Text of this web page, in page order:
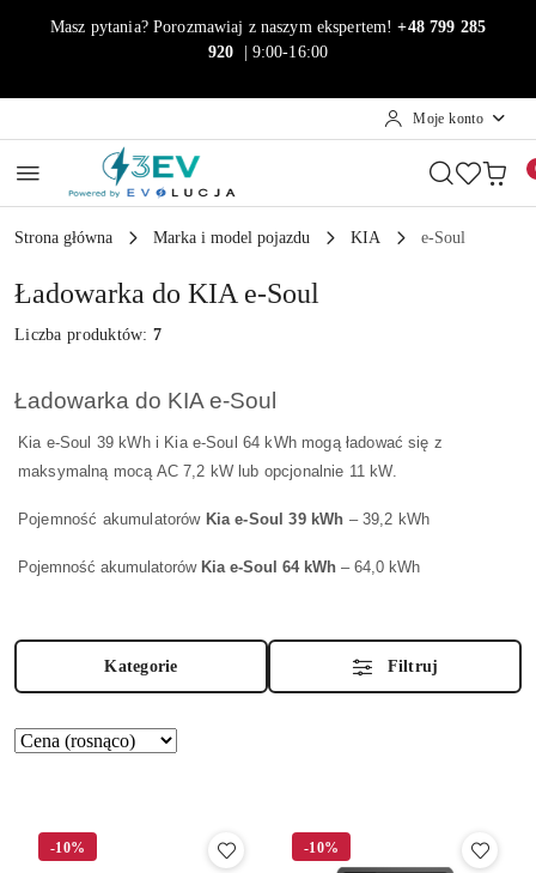
Przejdź do treści głównej
Przejdź do wyszukiwarki
Przejdź do moje konto
Przejdź do menu głównego
Przejdź do stopki
Masz pytania? Porozmawiaj z naszym ekspertem!+48 799 285
920
| 9:00-16:00
Moje konto
Strona główna Marka i model pojazdu KIA e-Soul
Ładowarka do KIA e-Soul
Liczba produktów:7
Ładowarka do KIA e-Soul
Kia e-Soul 39 kWh i Kia e-Soul 64 kWh mogą ładować się z
maksymalną mocą AC 7,2 kW lub opcjonalnie 11 kW.
Pojemność akumulatorów Kia e-Soul 39 kWh – 39,2 kWh
Pojemność akumulatorów Kia e-Soul 64 kWh – 64,0 kWh
Kategorie Filtruj
Zastosowano
Sortuj
-10% -10%